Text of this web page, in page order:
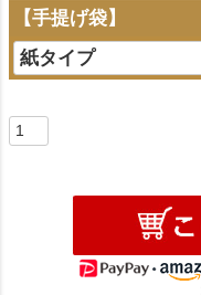
【手提げ袋】